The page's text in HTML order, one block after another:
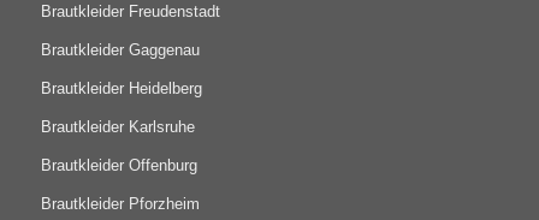
Brautkleider Freudenstadt
Brautkleider Gaggenau
Brautkleider Heidelberg
Brautkleider Karlsruhe
Brautkleider Offenburg
Brautkleider Pforzheim